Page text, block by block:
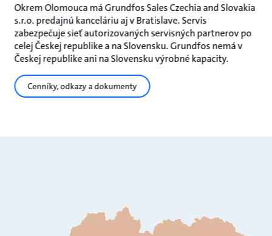
Okrem Olomouca má Grundfos Sales Czechia and Slovakia
s.r.o. predajnú kanceláriu aj v Bratislave. Servis
zabezpečuje sieť autorizovaných servisných partnerov po
celej Českej republike a na Slovensku. Grundfos nemá v
Českej republike ani na Slovensku výrobné kapacity.
Cenníky, odkazy a dokumenty